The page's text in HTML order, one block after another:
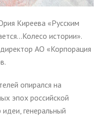
Киреева «Русским
истории».
АО «Корпорация
опирался на
эпох российской
генеральный